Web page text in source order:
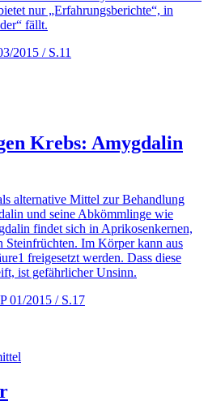
nur „Erfahrungsberichte“, in
fällt.
2015 / S.11
Krebs: Amygdalin
alternative Mittel zur Behandlung
und seine Abkömmlinge wie
findet sich in Aprikosenkernen,
Steinfrüchten. Im Körper kann aus
freigesetzt werden. Dass diese
ist gefährlicher Unsinn.
01/2015 / S.17